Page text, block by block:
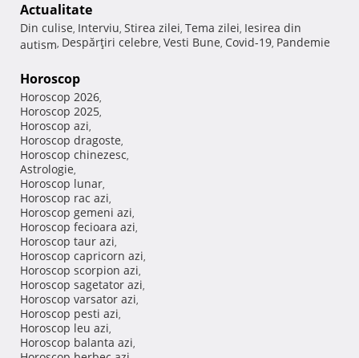
Actualitate
Din culise, Interviu, Stirea zilei, Tema zilei, Iesirea din
autism, Despărţiri celebre, Vesti Bune, Covid-19, Pandemie
Horoscop
Horoscop 2026,
Horoscop 2025,
Horoscop azi,
Horoscop dragoste,
Horoscop chinezesc,
Astrologie,
Horoscop lunar,
Horoscop rac azi,
Horoscop gemeni azi,
Horoscop fecioara azi,
Horoscop taur azi,
Horoscop capricorn azi,
Horoscop scorpion azi,
Horoscop sagetator azi,
Horoscop varsator azi,
Horoscop pesti azi,
Horoscop leu azi,
Horoscop balanta azi,